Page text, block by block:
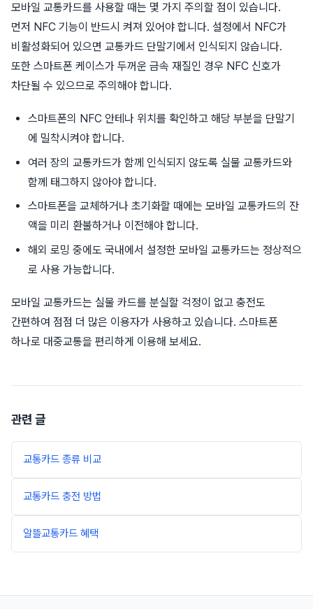
모바일 교통카드를 사용할 때는 몇 가지 주의할 점이 있습니다.
먼저 NFC 기능이 반드시 켜져 있어야 합니다. 설정에서 NFC가
비활성화되어 있으면 교통카드 단말기에서 인식되지 않습니다.
또한 스마트폰 케이스가 두꺼운 금속 재질인 경우 NFC 신호가
차단될 수 있으므로 주의해야 합니다.
스마트폰의 NFC 안테나 위치를 확인하고 해당 부분을 단말기
에 밀착시켜야 합니다.
여러 장의 교통카드가 함께 인식되지 않도록 실물 교통카드와
함께 태그하지 않아야 합니다.
스마트폰을 교체하거나 초기화할 때에는 모바일 교통카드의 잔
액을 미리 환불하거나 이전해야 합니다.
해외 로밍 중에도 국내에서 설정한 모바일 교통카드는 정상적으
로 사용 가능합니다.
모바일 교통카드는 실물 카드를 분실할 걱정이 없고 충전도
간편하여 점점 더 많은 이용자가 사용하고 있습니다. 스마트폰
하나로 대중교통을 편리하게 이용해 보세요.
관련 글
교통카드 종류 비교
교통카드 충전 방법
알뜰교통카드 혜택